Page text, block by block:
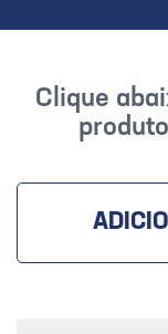
Clique